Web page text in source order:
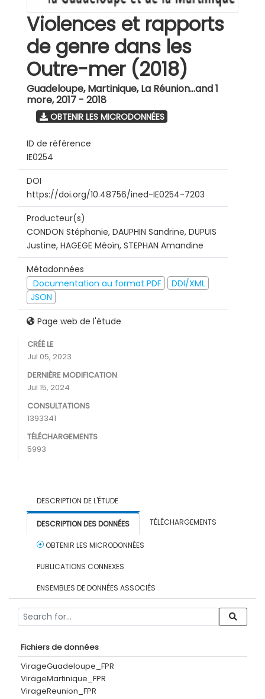
Violences et rapports
de genre dans les
Outre-mer (2018)
Guadeloupe, Martinique, La Réunion...and 1
more,2017 - 2018
OBTENIR LES MICRODONNÉES
ID de référence
IE0254
DOI
https://doi.org/10.48756/ined-IE0254-7203
Producteur(s)
CONDON Stéphanie, DAUPHIN Sandrine, DUPUIS
Justine, HAGEGE Méoïn, STEPHAN Amandine
Métadonnées
Documentation au format PDF
DDI/XML
JSON
Page web de l'étude
CRÉÉ LE
Jul 05, 2023
DERNIÈRE MODIFICATION
Jul 15, 2024
CONSULTATIONS
1393341
TÉLÉCHARGEMENTS
5993
DESCRIPTION DE L'ÉTUDE
DESCRIPTION DES DONNÉES TÉLÉCHARGEMENTS
OBTENIR LES MICRODONNÉES
PUBLICATIONS CONNEXES
ENSEMBLES DE DONNÉES ASSOCIÉS
Fichiers de données
VirageGuadeloupe_FPR
VirageMartinique_FPR
VirageReunion_FPR